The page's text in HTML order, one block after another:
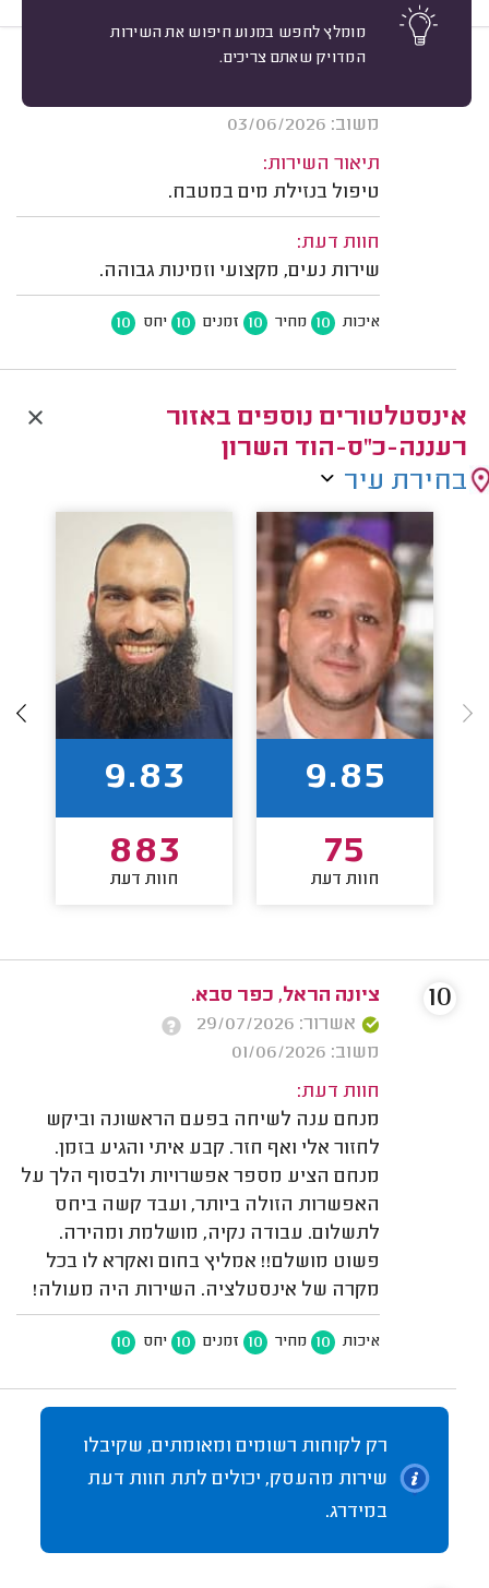
מומלץ לחפש במנוע חיפוש את השירות
המדויק שאתם צריכים.
ג'ודי ינוביץ, כפר סבא.
משוב: 03/06/2026
תיאור השירות:
טיפול בנזילת מים במטבח.
חוות דעת:
שירות נעים, מקצועי וזמינות גבוהה.
איכות 10 מחיר 10 זמנים 10 יחס 10
אינסטלטורים נוספים באזור
רעננה-כ"ס-הוד השרון
בחירת עיר
9.85
75
חוות דעת
9.83
883
חוות דעת
ציונה הראל, כפר סבא.
אשרור: 29/07/2026
משוב: 01/06/2026
חוות דעת:
מנחם ענה לשיחה בפעם הראשונה וביקש
לחזור אלי ואף חזר. קבע איתי והגיע בזמן.
מנחם הציע מספר אפשרויות ולבסוף הלך על
האפשרות הזולה ביותר, ועבד קשה ביחס
לתשלום. עבודה נקיה, מושלמת ומהירה.
פשוט מושלם!! אמליץ בחום ואקרא לו בכל
מקרה של אינסטלציה. השירות היה מעולה!
איכות 10 מחיר 10 זמנים 10 יחס 10
10
רק לקוחות רשומים ומאומתים, שקיבלו
שירות מהעסק, יכולים לתת חוות דעת
במידרג.